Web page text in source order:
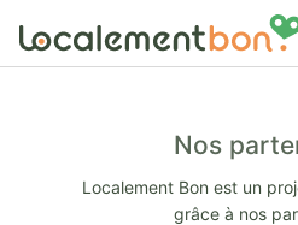
Nos
Localement Bon est un
grâce à nos